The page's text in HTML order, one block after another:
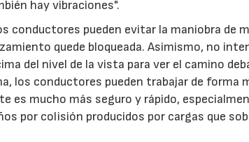
hay vibraciones".
conductores pueden evitar la maniobra de
quede bloqueada. Asimismo, no
del nivel de la vista para ver el camino
los conductores pueden trabajar de forma
es mucho más seguro y rápido,
por colisión producidos por cargas que